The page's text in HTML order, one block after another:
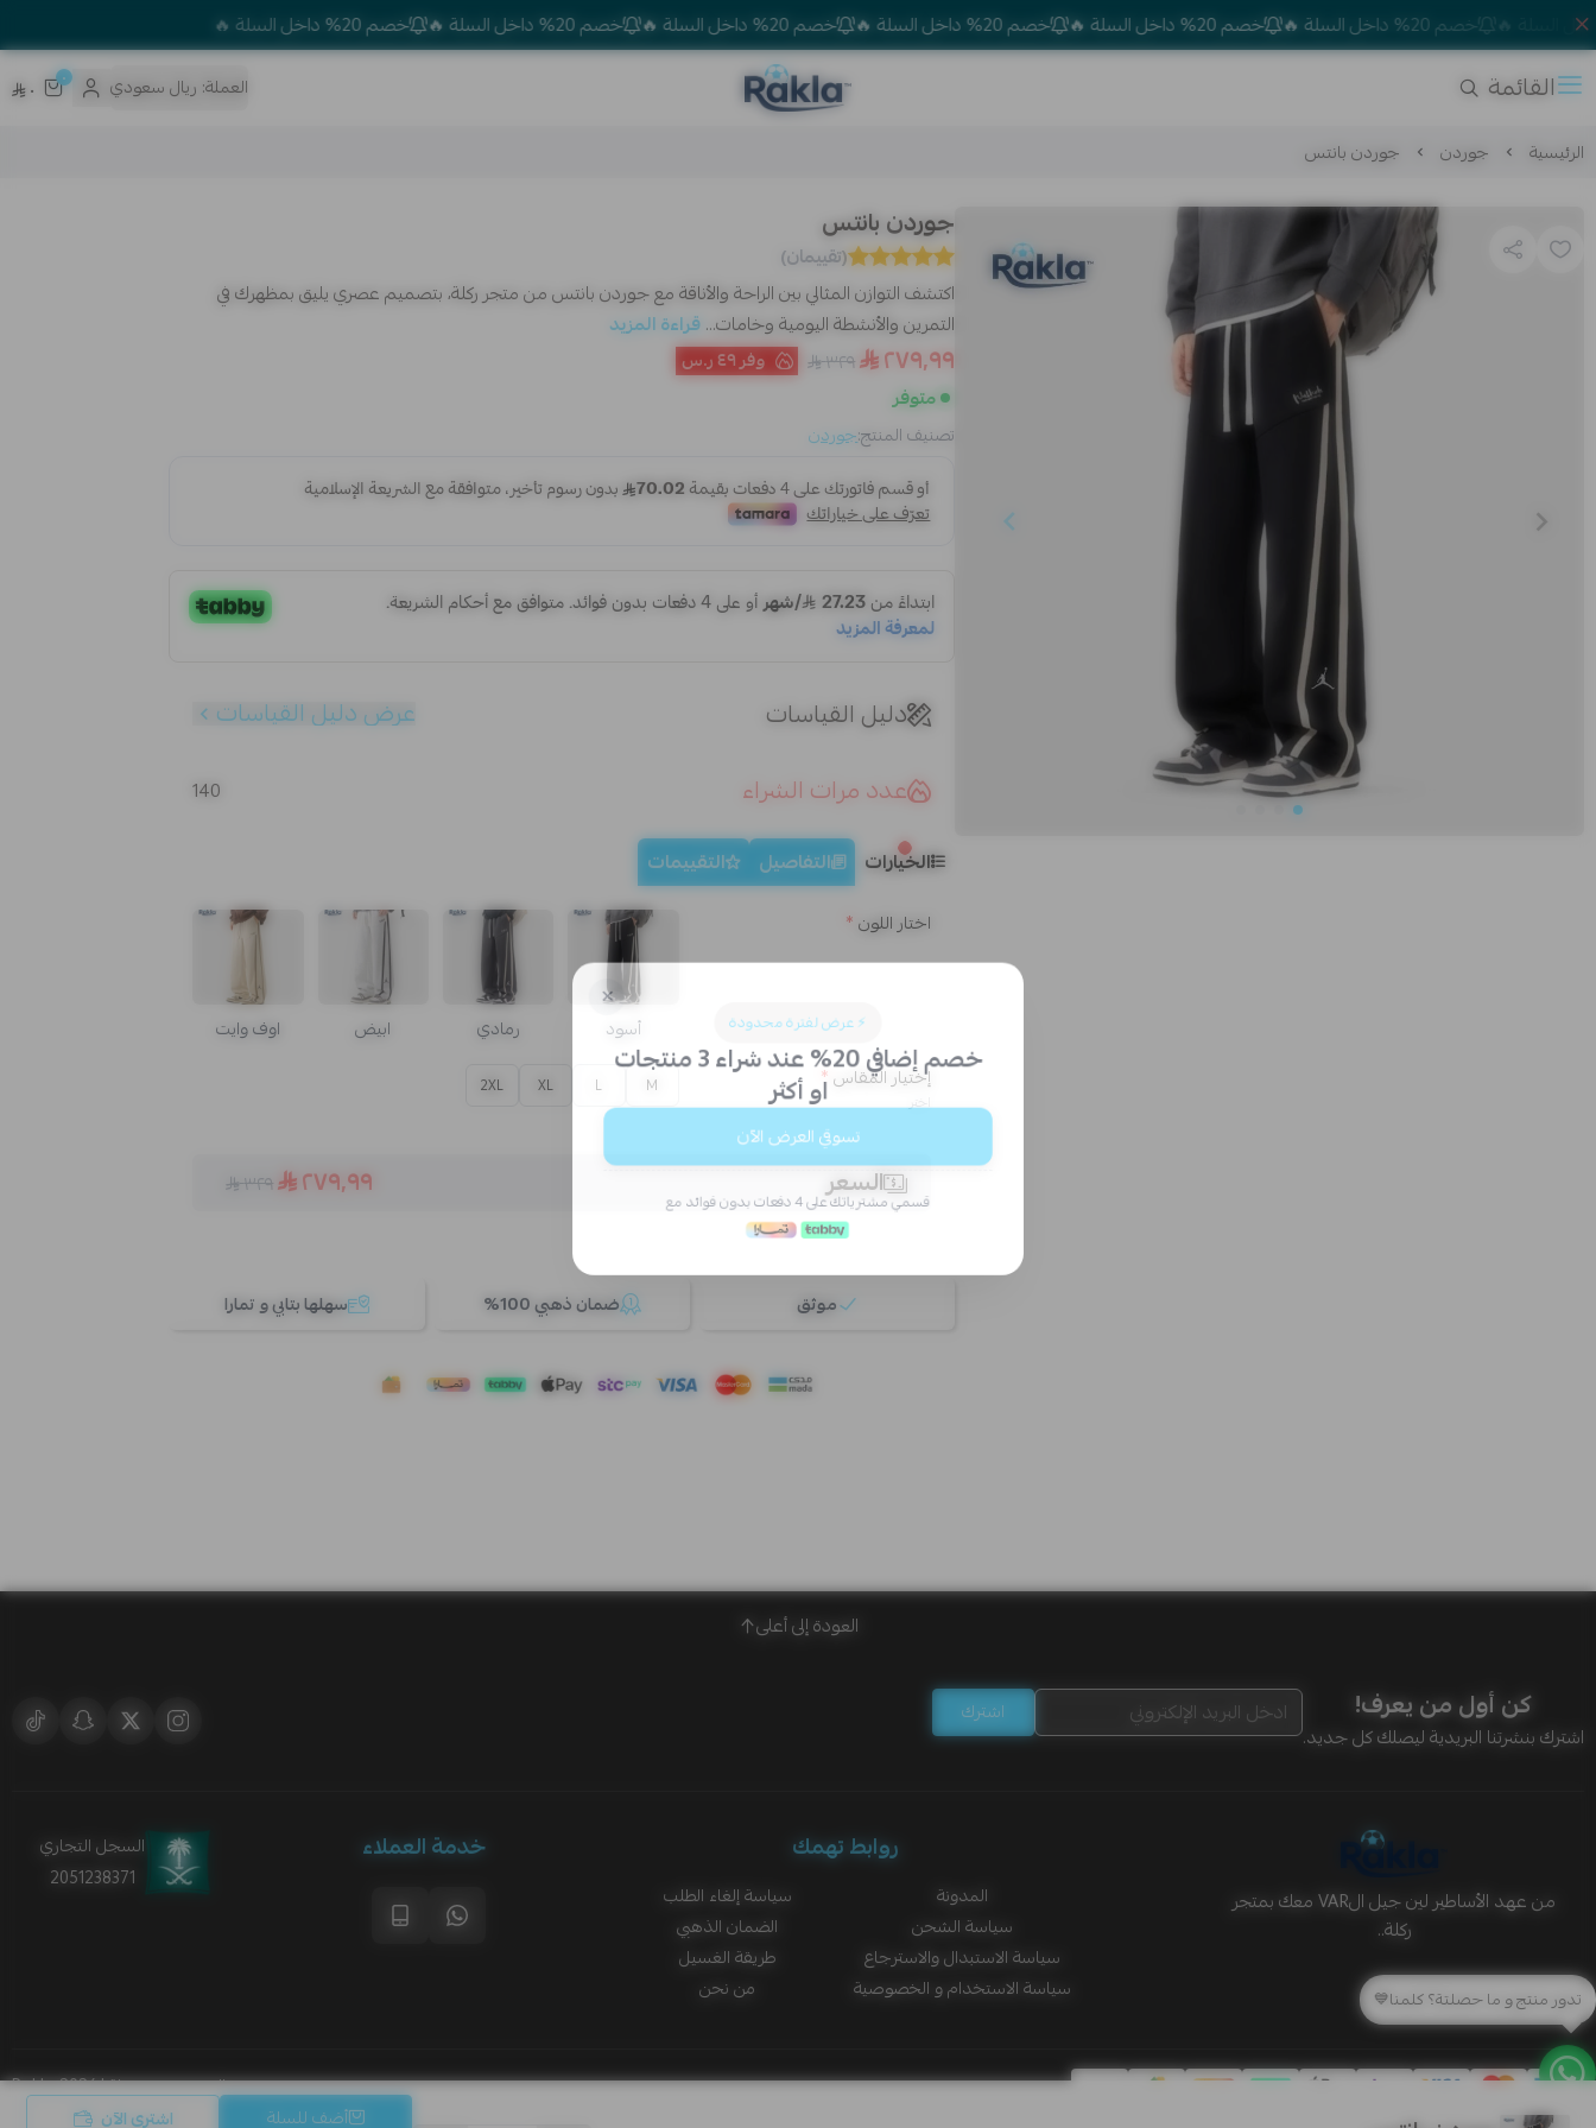
خصم 20% داخل السلة 🔥 خصم 20% داخل السلة 🔥 خصم 20% داخل السلة 🔥 خصم 20% داخل السلة 🔥 خصم 20% داخل السلة 🔥 خصم 20% داخل السلة 🔥
القائمة Rakla العملة: ريال سعودي ٠ ٠
الرئيسية جوردن جوردن بانتس
جوردن بانتس
(تقييمان)
اكتشف التوازن المثالي بين الراحة والأناقة مع جوردن بانتس من متجر ركلة، بتصميم عصري يليق بمظهرك في
التمرين والأنشطة اليومية وخامات...قراءة المزيد
٢٧٩٫٩٩ ٣٢٩ وفر٤٩ ر.س
متوفر
تصنيف المنتج:جوردن
دليل القياسات
عرض دليل القياسات
عدد مرات الشراء
140
أضف للسلة اشتري الآن
الخيارات التفاصيل التقييمات
اختار اللون*
أسود رمادي ابيض
اوف وايت
إختيار المقاس*
اختر
M
L
XL
2XL
السعر ٢٧٩٫٩٩ ٣٢٩
موثق ضمان ذهبي 100% سهلها بتابي و تمارا
العودة إلى أعلى
كن أول من يعرف!
اشترك بنشرتنا البريدية ليصلك كل جديد.
اشترك
من عهد الأساطير لين جيل الVAR معك بمتجر
ركلة..
روابط تهمك
المدونة
سياسة الشحن
سياسة الاستبدال والاسترجاع
سياسة الاستخدام و الخصوصية
سياسة إلغاء الطلب
الضمان الذهبي
طريقة الغسيل
من نحن
خدمة العملاء
السجل التجاري
2051238371
الحقوق محفوظة | 2026 Rakla
تدور منتج و ما حصلتة؟ كلمنا💙